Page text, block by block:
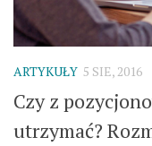
ARTYKUŁY 5 SIE, 2016
Czy z
utrzymać?